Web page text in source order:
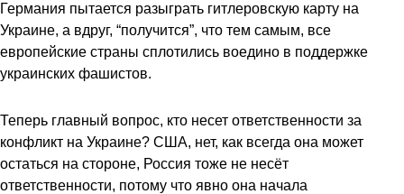
Германия пытается разыграть гитлеровскую карту на
Украине, а вдруг, “получится”, что тем самым, все
европейские страны сплотились воедино в поддержке
украинских фашистов.
Теперь главный вопрос, кто несет ответственности за
конфликт на Украине? США, нет, как всегда она может
остаться на стороне, Россия тоже не несёт
ответственности, потому что явно она начала